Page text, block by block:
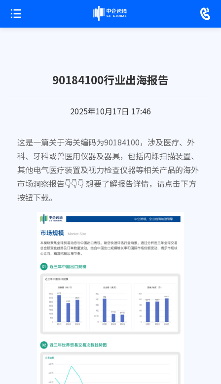
90184100行业出海报告
2025年10月17日 17:46
这是一篇关于海关编码为90184100，涉及医疗、外
科、牙科或兽医用仪器及器具，包括闪烁扫描装置、
其他电气医疗装置及视力检查仪器等相关产品的海外
市场洞察报告👇👇👇 想要了解报告详情，请点击下方
按钮下载。